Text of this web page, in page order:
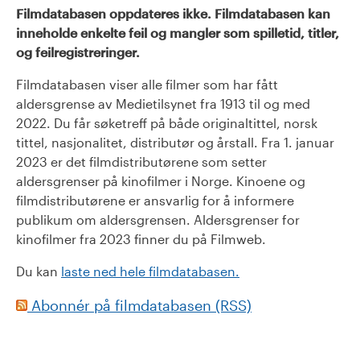
Filmdatabasen oppdateres ikke. Filmdatabasen kan
inneholde enkelte feil og mangler som spilletid, titler,
og feilregistreringer.
Filmdatabasen viser alle filmer som har fått
aldersgrense av Medietilsynet fra 1913 til og med
2022. Du får søketreff på både originaltittel, norsk
tittel, nasjonalitet, distributør og årstall. Fra 1. januar
2023 er det filmdistributørene som setter
aldersgrenser på kinofilmer i Norge. Kinoene og
filmdistributørene er ansvarlig for å informere
publikum om aldersgrensen. Aldersgrenser for
kinofilmer fra 2023 finner du på Filmweb.
Du kan laste ned hele filmdatabasen.
Abonnér på filmdatabasen (RSS)